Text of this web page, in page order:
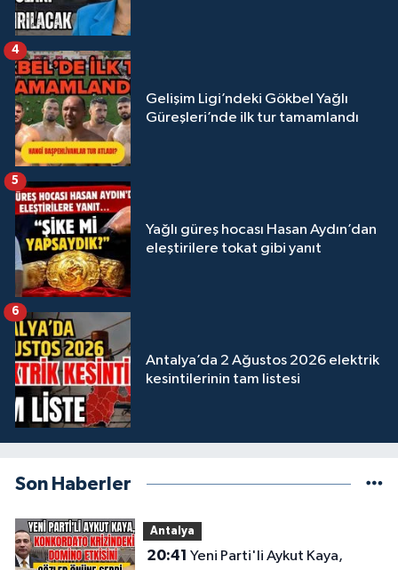
Gelişim Ligi’ndeki Gökbel Yağlı
Güreşleri’nde ilk tur tamamlandı
4
Yağlı güreş hocası Hasan Aydın’dan
eleştirilere tokat gibi yanıt
5
Antalya’da 2 Ağustos 2026 elektrik
kesintilerinin tam listesi
6
Son Haberler
Antalya
20:41